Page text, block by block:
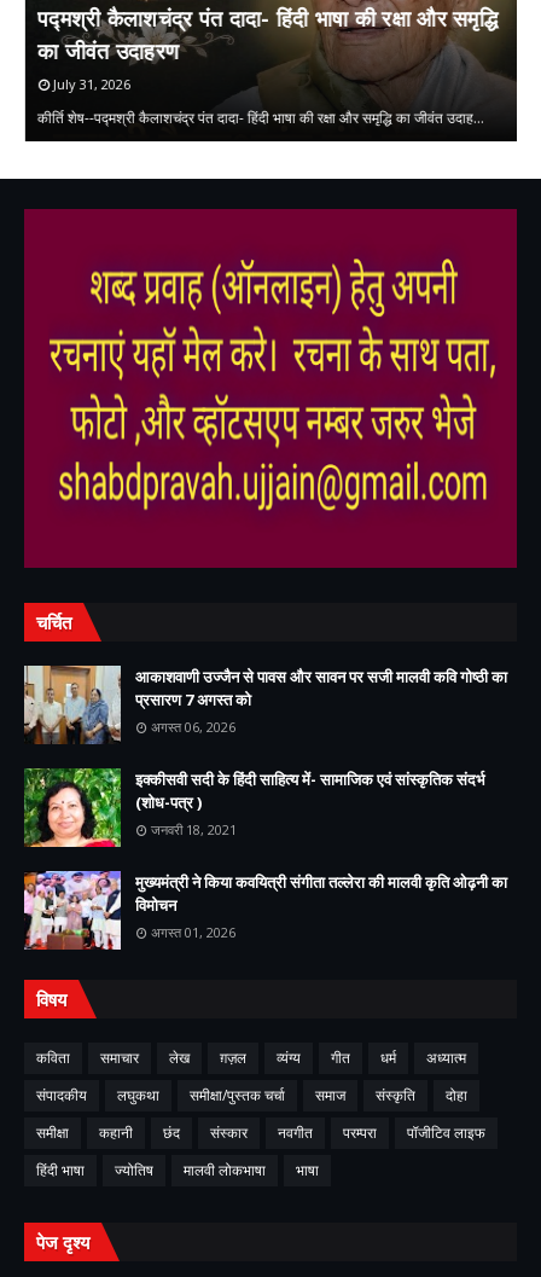
पद्मश्री कैलाशचंद्र पंत दादा- हिंदी भाषा की रक्षा और समृद्धि
का जीवंत उदाहरण
July 31, 2026
कीर्ति शेष--पद्मश्री कैलाशचंद्र पंत दादा- हिंदी भाषा की रक्षा और समृद्धि का जीवंत उदाह…
चर्चित
आकाशवाणी उज्जैन से पावस और सावन पर सजी मालवी कवि गोष्ठी का
प्रसारण 7 अगस्त को
अगस्त 06, 2026
इक्कीसवी सदी के हिंदी साहित्य में- सामाजिक एवं सांस्कृतिक संदर्भ
(शोध-पत्र )
जनवरी 18, 2021
मुख्यमंत्री ने किया कवयित्री संगीता तल्लेरा की मालवी कृति ओढ़नी का
विमोचन
अगस्त 01, 2026
विषय
कविता समाचार लेख ग़ज़ल व्यंग्य गीत धर्म
अध्यात्म
संपादकीय
लघुकथा समीक्षा/पुस्तक चर्चा समाज संस्कृति
दोहा
समीक्षा
कहानी छंद संस्कार नवगीत परम्परा
पॉजीटिव लाइफ
हिंदी भाषा
ज्योतिष मालवी लोकभाषा भाषा
पेज दृश्य